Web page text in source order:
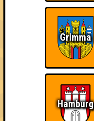
Grimma
Hamburg